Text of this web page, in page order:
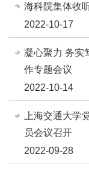
海科院集体收
2022-10-17
凝心聚力 务实
作专题会议
2022-10-14
上海交通大学
员会议召开
2022-09-28